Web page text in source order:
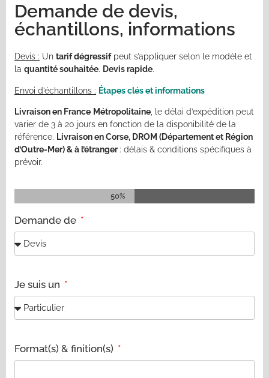
Demande de devis,
échantillons, informations
Devis : Un tarif dégressifpeut s’appliquer selon le modèle et
la quantité souhaitée. Devis rapide.
Envoi d’échantillons : Étapes clés et informations
Livraison en France Métropolitaine , le délai d’expédition peut
varier de 3 à 20 jours en fonction de la disponibilité de la
référence. Livraison en Corse, DROM (Département et Région
d’Outre-Mer)& à l’étranger: délais & conditions spécifiques à
prévoir.
50%
Demande de
Je suis un
Format(s) & finition(s)